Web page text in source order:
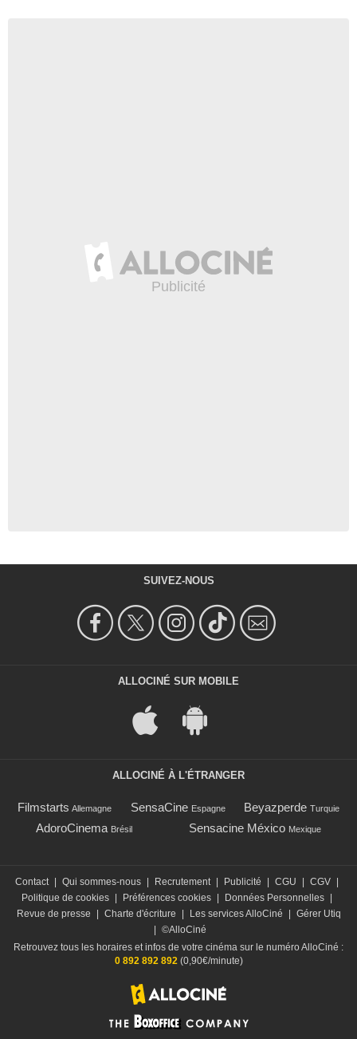
SUIVEZ-NOUS
ALLOCINÉ SUR MOBILE
ALLOCINÉ À L'ÉTRANGER
Filmstarts Allemagne SensaCine Espagne Beyazperde Turquie
AdoroCinema Brésil Sensacine México Mexique
Contact Qui sommes-nous Recrutement Publicité CGU CGV
Politique de cookies
Préférences cookies Données Personnelles
Revue de presse
Charte d'écriture Les services AlloCiné
Gérer Utiq
©AlloCiné
Retrouvez tous les horaires et infos de votre cinéma sur le numéro AlloCiné :
0 892 892 892(0,90€/minute)